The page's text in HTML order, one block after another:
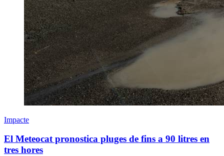
Impacte
El Meteocat pronostica pluges de fins a 90 litres en
tres hores